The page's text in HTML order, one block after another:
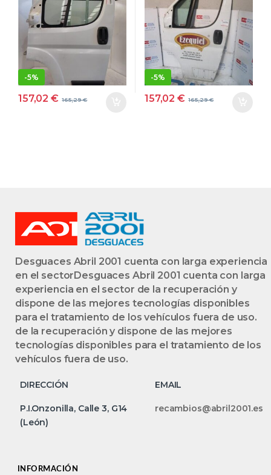
BLANCO
DELANTERA
IZQUIERDA
-5%
157,02€ 165,29€
HDI 120 4HU
BLANCO
DELANTERA
IZQUIERDA
-5%
157,02€ 165,29€
Desguaces Abril 2001 cuenta con larga experiencia
en el sectorDesguaces Abril 2001 cuenta con larga
experiencia en el sector de la recuperación y
dispone de las mejores tecnologías disponibles
para el tratamiento de los vehículos fuera de uso.
de la recuperación y dispone de las mejores
tecnologías disponibles para el tratamiento de los
vehículos fuera de uso.
DIRECCIÓN EMAIL
P.I.Onzonilla, Calle 3, G14
(León)
recambios@abril2001.es
INFORMACIÓN